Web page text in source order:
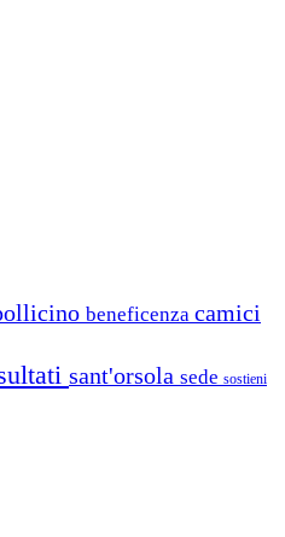
beneficenza camici
sant'orsola sede sostieni